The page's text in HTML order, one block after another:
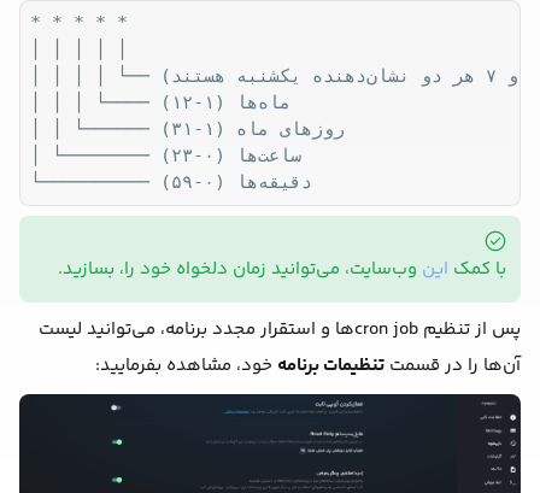
* * * * *
│ │ │ │ └── روزهای هفته (۰-۷) (۰ و ۷ هر دو نشان‌دهنده یکشنبه هستند)
│ │ │ └──── ماه‌ها (۱-۱۲)
│ │ └────── روزهای ماه (۱-۳۱)
│ └──────── ساعت‌ها (۰-۲۳)
با کمک این وب‌سایت، می‌توانید زمان دلخواه خود را، بسازید.
پس از تنظیم cron jobها و استقرار مجدد برنامه، می‌توانید لیست
آن‌ها را در قسمت تنظیمات برنامه خود، مشاهده بفرمایید: